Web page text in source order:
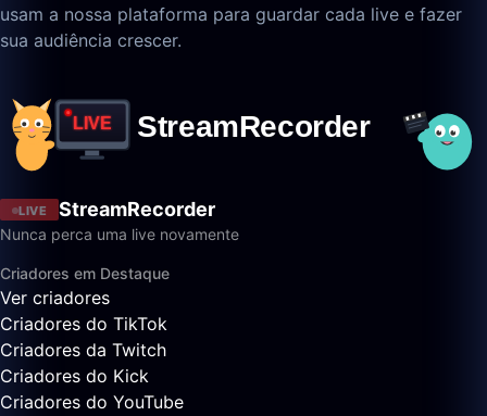
usam a nossa plataforma para guardar cada live e fazer
sua audiência crescer.
LIVE StreamRecorder
Nunca perca uma live novamente
Criadores em Destaque
Ver criadores
Criadores do TikTok
Criadores da Twitch
Criadores do Kick
Criadores do YouTube